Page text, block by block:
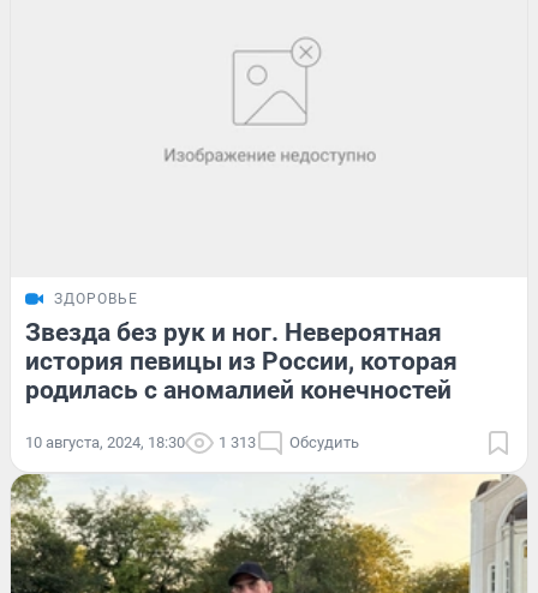
ЗДОРОВЬЕ
Звезда без рук и ног. Невероятная
история певицы из России, которая
родилась с аномалией конечностей
10 августа, 2024, 18:30 1 313 Обсудить